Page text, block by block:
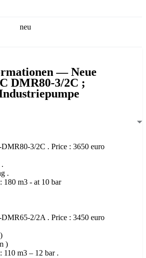
neu
— Neue
DMR80-3/2C ;
3/2C . Price : 3650 euro
.
m3 - at 10 bar
2/2A . Price : 3450 euro
)
m3 – 12 bar .